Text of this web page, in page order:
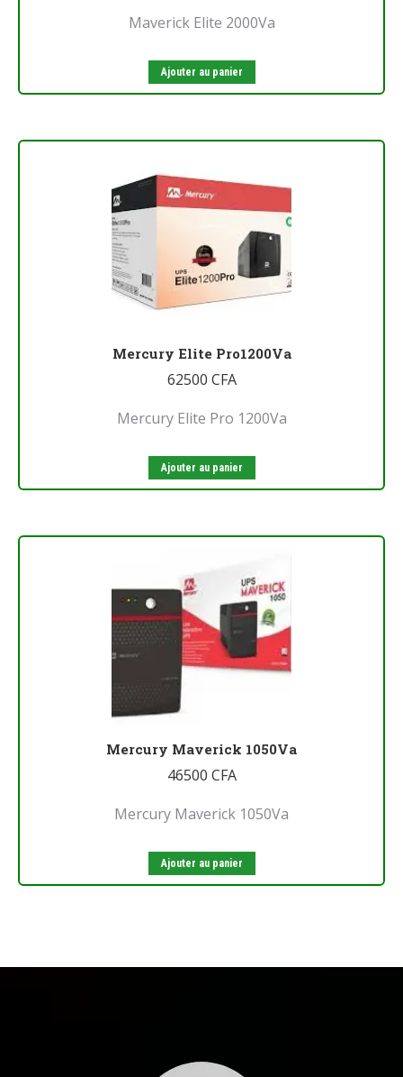
Maverick Elite 2000Va
Ajouter au panier
Mercury Elite Pro1200Va
62500 CFA
Mercury Elite Pro 1200Va
Ajouter au panier
Mercury Maverick 1050Va
46500 CFA
Mercury Maverick 1050Va
Ajouter au panier